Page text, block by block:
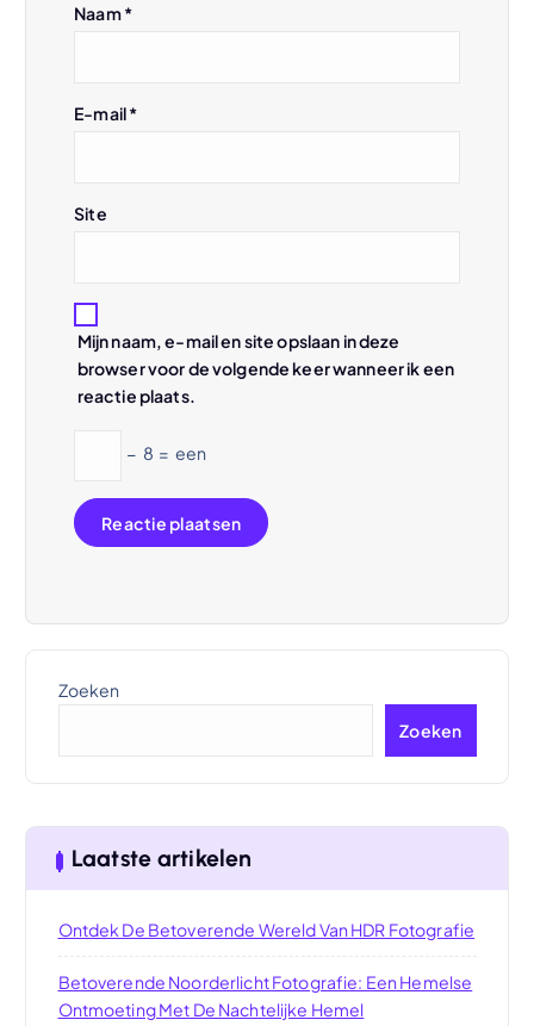
Naam*
E-mail*
Site
Mijn naam, e-mail en site opslaan in deze
browser voor de volgende keer wanneer ik een
reactie plaats.
− 8 = een
Zoeken
Zoeken
Laatste artikelen
Ontdek De Betoverende Wereld Van HDR Fotografie
Betoverende Noorderlicht Fotografie: Een Hemelse
Ontmoeting Met De Nachtelijke Hemel